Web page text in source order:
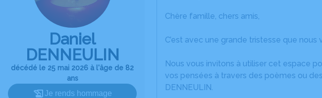
Daniel
DENNEULIN
décédé le 25 mai 2026 à l'âge de 82
ans
Je rends hommage
Chère famille, chers amis,
C’est avec une grande tristesse que
Nous vous invitons à utiliser cet espace
vos pensées à travers des poèmes ou
DENNEULIN.